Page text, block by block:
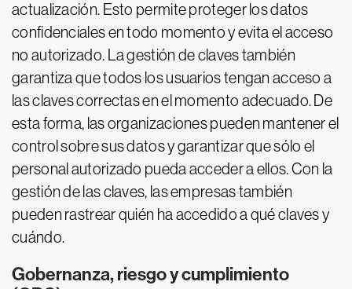
actualización. Esto permite proteger los datos
confidenciales en todo momento y evita el acceso
no autorizado. La gestión de claves también
garantiza que todos los usuarios tengan acceso a
las claves correctas en el momento adecuado. De
esta forma, las organizaciones pueden mantener el
control sobre sus datos y garantizar que sólo el
personal autorizado pueda acceder a ellos. Con la
gestión de las claves, las empresas también
pueden rastrear quién ha accedido a qué claves y
cuándo.
Gobernanza, riesgo y cumplimiento